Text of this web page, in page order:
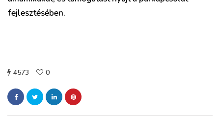
fejlesztésében.
4573 0